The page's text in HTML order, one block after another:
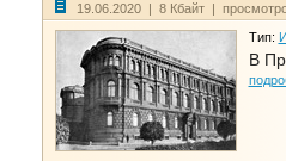
19.06.2020 | 8 Кбайт |
Тип:
В